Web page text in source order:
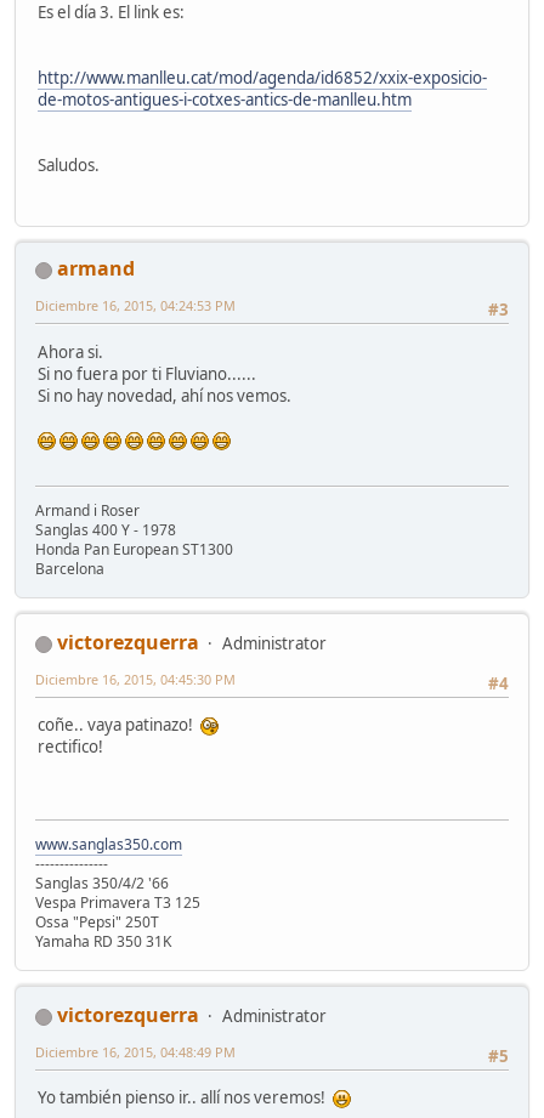
Es el día 3. El link es:
http://www.manlleu.cat/mod/agenda/id6852/xxix-exposicio-
de-motos-antigues-i-cotxes-antics-de-manlleu.htm
Saludos.
armand
#3
Diciembre 16, 2015, 04:24:53 PM
Ahora si.
Si no fuera por ti Fluviano......
Si no hay novedad, ahí nos vemos.
Armand i Roser
Sanglas 400 Y - 1978
Honda Pan European ST1300
Barcelona
victorezquerra
Administrator
#4
Diciembre 16, 2015, 04:45:30 PM
coñe.. vaya patinazo!
rectifico!
www.sanglas350.com
---------------
Sanglas 350/4/2 '66
Vespa Primavera T3 125
Ossa "Pepsi" 250T
Yamaha RD 350 31K
victorezquerra
Administrator
#5
Diciembre 16, 2015, 04:48:49 PM
Yo también pienso ir.. allí nos veremos!